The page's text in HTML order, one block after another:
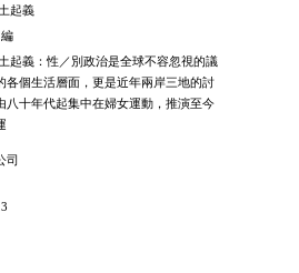
起義
起義：性／別政治是全球不容忽視的議
各個生活層面，更是近年兩岸三地的討
八十年代起集中在婦女運動，推演至今
司